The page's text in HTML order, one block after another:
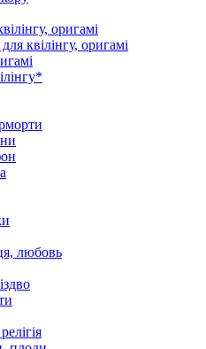
оригамі
квілінгу, оригамі
любовь